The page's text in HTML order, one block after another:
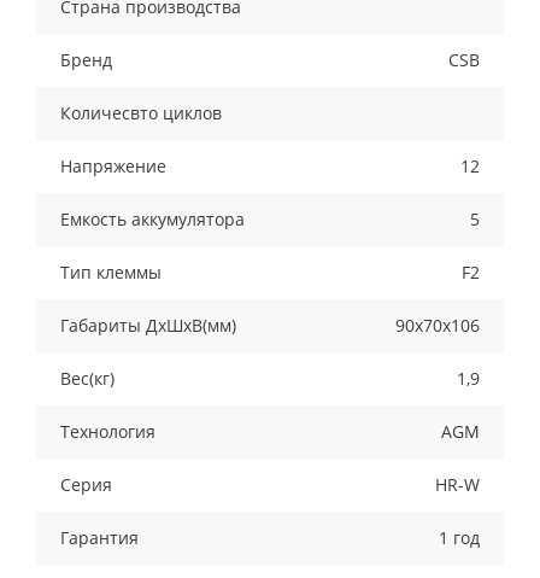
Страна производства
Бренд CSB
Количесвто циклов
Напряжение 12
Емкость аккумулятора 5
Тип клеммы F2
Габариты ДхШхВ(мм) 90х70х106
Вес(кг) 1,9
Технология AGM
Серия HR-W
Гарантия 1 год